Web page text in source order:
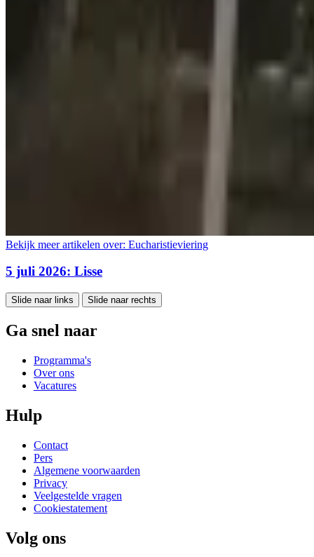
Bekijk meer artikelen over: Eucharistieviering
5 juli 2026: Lisse
Slide naar links Slide naar rechts
Ga snel naar
Programma's
Over ons
Vacatures
Hulp
Contact
Pers
Algemene voorwaarden
Privacy
Veelgestelde vragen
Cookiestatement
Volg ons